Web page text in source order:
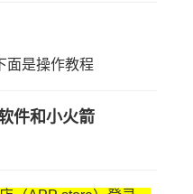
面是操作教程
件和小火箭